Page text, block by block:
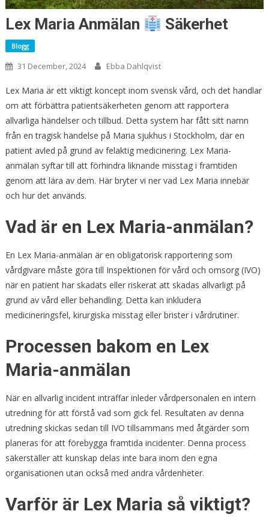
Lex Maria Anmälan Säkerhet
Blogg
31 December, 2024 Ebba Dahlqvist
Lex Maria är ett viktigt koncept inom svensk vård, och det handlar
om att förbättra patientsäkerheten genom att rapportera
allvarliga händelser och tillbud. Detta system har fått sitt namn
från en tragisk händelse på Maria sjukhus i Stockholm, där en
patient avled på grund av felaktig medicinering. Lex Maria-
anmälan syftar till att förhindra liknande misstag i framtiden
genom att lära av dem. Här bryter vi ner vad Lex Maria innebär
och hur det används.
Vad är en Lex Maria-anmälan?
En Lex Maria-anmälan är en obligatorisk rapportering som
vårdgivare måste göra till Inspektionen för vård och omsorg (IVO)
när en patient har skadats eller riskerat att skadas allvarligt på
grund av vård eller behandling. Detta kan inkludera
medicineringsfel, kirurgiska misstag eller brister i vårdrutiner.
Processen bakom en Lex
Maria-anmälan
När en allvarlig incident inträffar inleder vårdpersonalen en intern
utredning för att förstå vad som gick fel. Resultaten av denna
utredning skickas sedan till IVO tillsammans med åtgärder som
planeras för att förebygga framtida incidenter. Denna process
säkerställer att kunskap delas inte bara inom den egna
organisationen utan också med andra vårdenheter.
Varför är Lex Maria så viktigt?